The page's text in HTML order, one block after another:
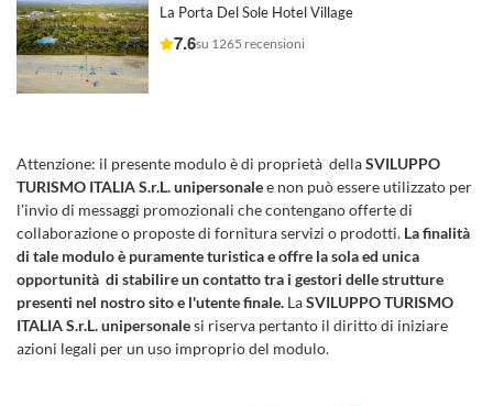
La Porta Del Sole Hotel Village
7.6su 1265 recensioni
Attenzione: il presente modulo è di proprietà dellaSVILUPPO
TURISMO ITALIA S.r.L. unipersonalee non può essere utilizzato per
l'invio di messaggi promozionali che contengano offerte di
collaborazione o proposte di fornitura servizi o prodotti. La finalità
di tale modulo è puramente turistica e offre la sola ed unica
opportunità di stabilire un contatto tra i gestori delle strutture
presenti nel nostro sito e l'utente finale. LaSVILUPPO TURISMO
ITALIA S.r.L. unipersonalesi riserva pertanto il diritto di iniziare
azioni legali per un uso improprio del modulo.